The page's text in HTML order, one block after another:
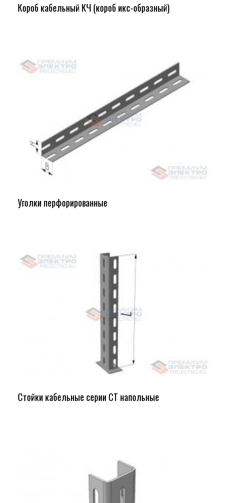
Короб кабельный КЧ (короб икс-образный)
Уголки перфорированные
Стойки кабельные серии СТ напольные